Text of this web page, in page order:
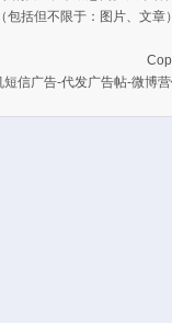
包括但不限于：图片、文章
短信广告-代发广告帖-微博